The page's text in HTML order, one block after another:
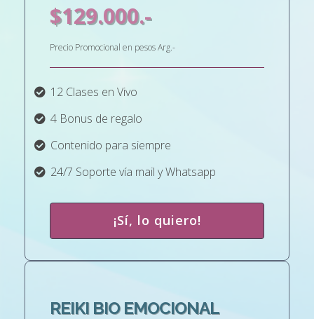
$129.000.-
Precio Promocional en pesos Arg.-
12 Clases en Vivo
4 Bonus de regalo
Contenido para siempre
24/7 Soporte vía mail y Whatsapp
¡Sí, lo quiero!
REIKI BIO EMOCIONAL